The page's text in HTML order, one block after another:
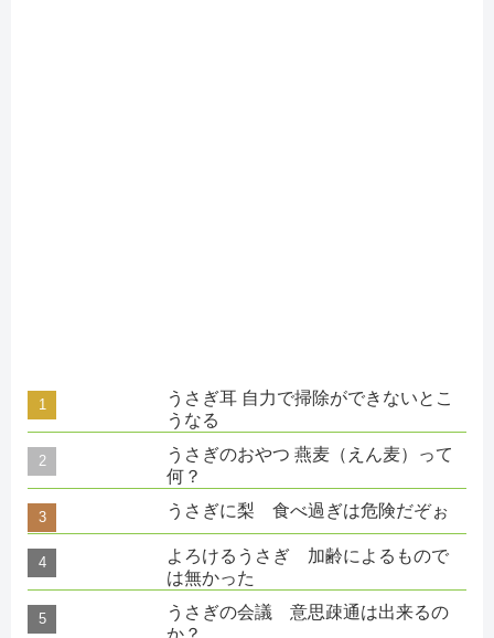
うさぎ耳 自力で掃除ができないとこ
うなる
うさぎのおやつ 燕麦（えん麦）って
何？
うさぎに梨 食べ過ぎは危険だぞぉ
よろけるうさぎ 加齢によるもので
は無かった
うさぎの会議 意思疎通は出来るの
か？